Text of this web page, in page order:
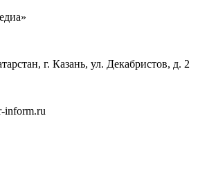
г. Казань, ул. Декабристов, д. 2
inform.ru